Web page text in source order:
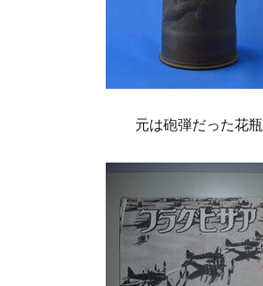
元は砲弾だった花瓶